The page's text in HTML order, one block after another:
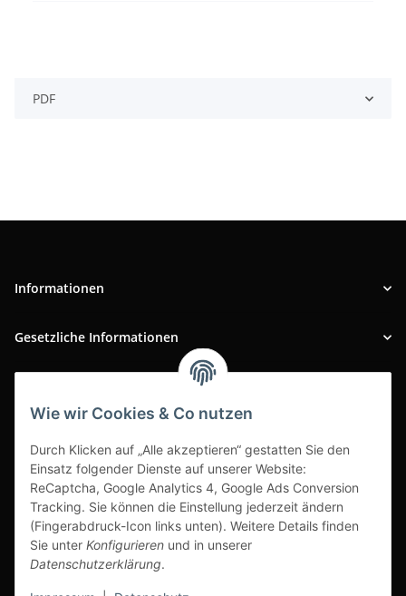
Wie wir Cookies & Co nutzen
Durch Klicken auf „Alle akzeptieren“ gestatten Sie den
Einsatz folgender Dienste auf unserer Website:
ReCaptcha, Google Analytics 4, Google Ads Conversion
Tracking. Sie können die Einstellung jederzeit ändern
(Fingerabdruck-Icon links unten). Weitere Details finden
Sie unter Konfigurieren und in unserer
Datenschutzerklärung.
PDF
Informationen
Gesetzliche Informationen